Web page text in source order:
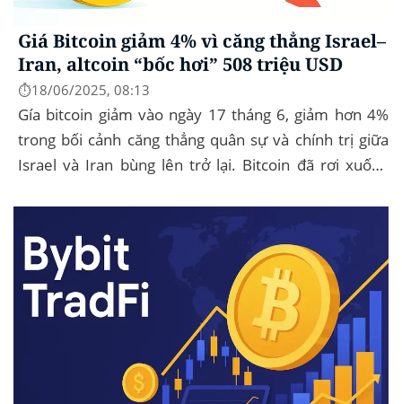
Giá Bitcoin giảm 4% vì căng thẳng Israel–
Iran, altcoin “bốc hơi” 508 triệu USD
⏱️18/06/2025, 08:13
Gía bitcoin giảm vào ngày 17 tháng 6, giảm hơn 4%
trong bối cảnh căng thẳng quân sự và chính trị giữa
Israel và Iran bùng lên trở lại. Bitcoin đã rơi xuống